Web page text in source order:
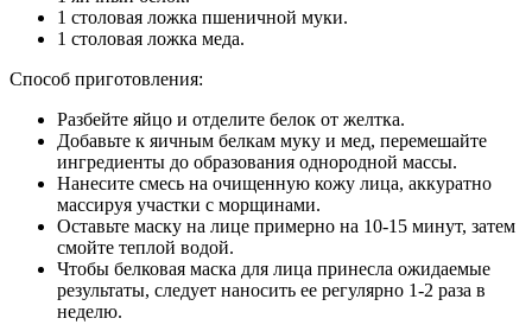
1 столовая ложка пшеничной муки.
1 столовая ложка меда.
Способ приготовления:
Разбейте яйцо и отделите белок от желтка.
Добавьте к яичным белкам муку и мед, перемешайте
ингредиенты до образования однородной массы.
Нанесите смесь на очищенную кожу лица, аккуратно
массируя участки с морщинами.
Оставьте маску на лице примерно на 10-15 минут, затем
смойте теплой водой.
Чтобы белковая маска для лица принесла ожидаемые
результаты, следует наносить ее регулярно 1-2 раза в
неделю.